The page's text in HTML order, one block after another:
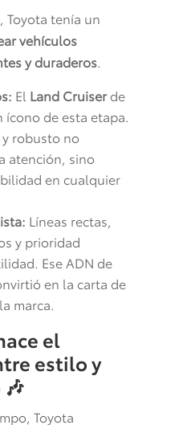
Toyota tenía un
vehículos
y duraderos.
El Land Cruiserde
ícono de esta etapa.
robusto no
atención, sino
en cualquier
Líneas rectas,
y prioridad
Ese ADN de
en la carta de
marca.
el
estilo y
🎶
Toyota